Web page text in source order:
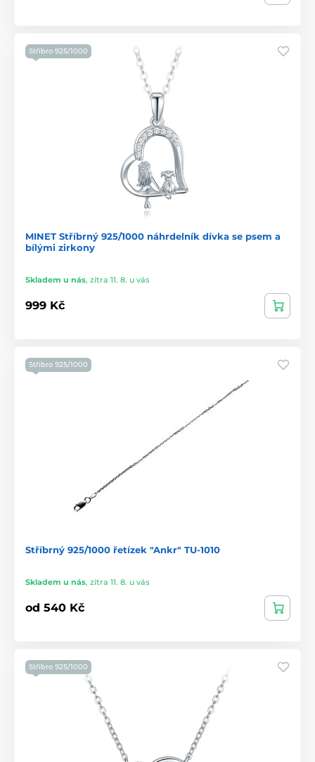
Stříbro 925/1000
MINET Stříbrný 925/1000 náhrdelník dívka se psem a
bílými zirkony
Skladem u nás, zítra 11. 8. u vás
999 Kč
Stříbro 925/1000
Stříbrný 925/1000 řetízek "Ankr" TU-1010
Skladem u nás, zítra 11. 8. u vás
od 540 Kč
Stříbro 925/1000